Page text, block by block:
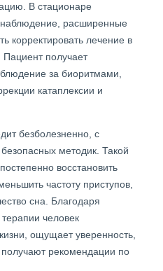
В стационаре
наблюдение, расширенные
корректировать лечение в
получает
за биоритмами,
катаплексии и
безболезненно, с
методик. Такой
восстановить
частоту приступов,
сна. Благодаря
человек
ощущает уверенность,
получают рекомендации по